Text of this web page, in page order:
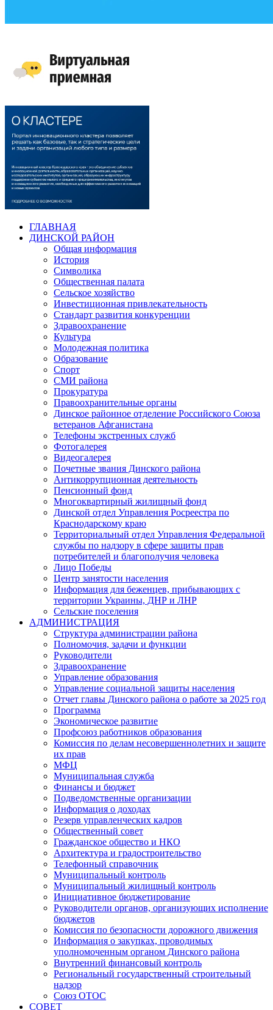
ГЛАВНАЯ
ДИНСКОЙ РАЙОН
Общая информация
История
Символика
Общественная палата
Сельское хозяйство
Инвестиционная привлекательность
Стандарт развития конкуренции
Здравоохранение
Культура
Молодежная политика
Образование
Спорт
СМИ района
Прокуратура
Правоохранительные органы
Динское районное отделение Российского Союза
ветеранов Афганистана
Телефоны экстренных служб
Фотогалерея
Видеогалерея
Почетные звания Динского района
Антикоррупционная деятельность
Пенсионный фонд
Многоквартирный жилищный фонд
Динской отдел Управления Росреестра по
Краснодарскому краю
Территориальный отдел Управления Федеральной
службы по надзору в сфере защиты прав
потребителей и благополучия человека
Лицо Победы
Центр занятости населения
Информация для беженцев, прибывающих с
территории Украины, ДНР и ЛНР
Сельские поселения
АДМИНИСТРАЦИЯ
Структура администрации района
Полномочия, задачи и функции
Руководители
Здравоохранение
Управление образования
Управление социальной защиты населения
Отчет главы Динского района о работе за 2025 год
Программа
Экономическое развитие
Профсоюз работников образования
Комиссия по делам несовершеннолетних и защите
их прав
МФЦ
Муниципальная служба
Финансы и бюджет
Подведомственные организации
Информация о доходах
Резерв управленческих кадров
Общественный совет
Гражданское общество и НКО
Архитектура и градостроительство
Телефонный справочник
Муниципальный контроль
Муниципальный жилищный контроль
Инициативное бюджетирование
Руководители органов, организующих исполнение
бюджетов
Комиссия по безопасности дорожного движения
Информация о закупках, проводимых
уполномоченным органом Динского района
Внутренний финансовый контроль
Региональный государственный строительный
надзор
Союз ОТОС
СОВЕТ